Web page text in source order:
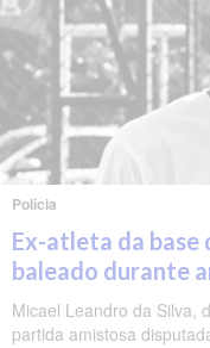
Polícia
Ex-atleta da base
baleado durante
Micael Leandro da Silva,
partida amistosa